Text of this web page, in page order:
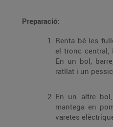
Preparació:
Renta bé les
el tronc central, i pica-les molt menudes.
En un bol,
ratllat i un
En un altre
mantega en pomada, i bat-
varetes